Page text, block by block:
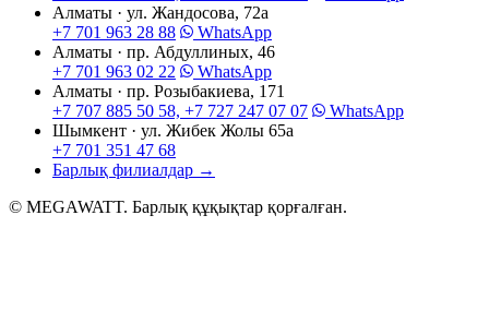
Алматы · ул. Жандосова, 72а
+7 701 963 28 88
WhatsApp
Алматы · пр. Абдуллиных, 46
+7 701 963 02 22
WhatsApp
Алматы · пр. Розыбакиева, 171
+7 707 885 50 58, +7 727 247 07 07
WhatsApp
Шымкент · ул. Жибек Жолы 65а
+7 701 351 47 68
Барлық филиалдар →
© MEGAWATT. Барлық құқықтар қорғалған.